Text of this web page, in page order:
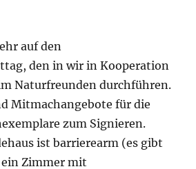
auf den
den in wir in Kooperation
Naturfreunden durchführen.
Mitmachangebote für die
zum Signieren.
ist barrierearm (es gibt
ein Zimmer mit